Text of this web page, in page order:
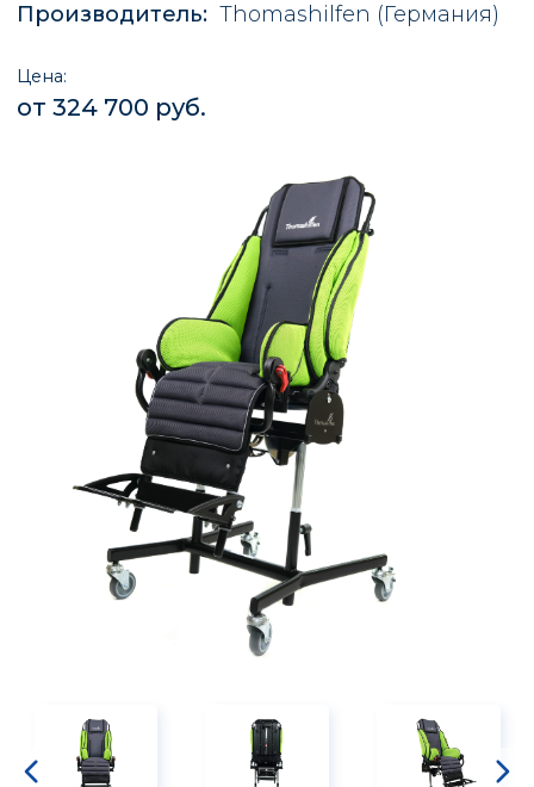
Производитель: Thomashilfen (Германия)
Цена:
от 324 700 руб.